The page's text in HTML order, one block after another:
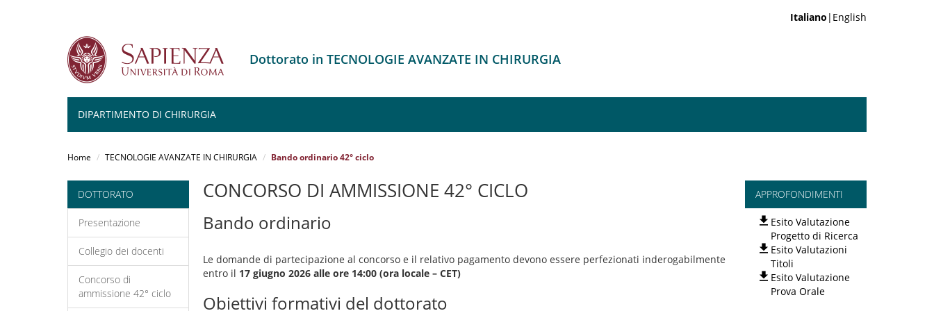
Italiano |English
Dottorato in TECNOLOGIE AVANZATE IN CHIRURGIA
DIPARTIMENTO DI CHIRURGIA
Home TECNOLOGIE AVANZATE IN CHIRURGIA Bando ordinario 42° ciclo
DOTTORATO
Presentazione
Collegio dei docenti
Concorso di
ammissione 42° ciclo
CONCORSO DI AMMISSIONE 42° CICLO
Bando ordinario
Le domande di partecipazione al concorso e il relativo pagamento devono essere perfezionati inderogabilmente
entro il 17 giugno 2026 alle ore 14:00 (ora locale – CET)
Obiettivi formativi del dottorato
APPROFONDIMENTI
Esito Valutazione
Progetto di Ricerca
Esito Valutazioni
Titoli
Esito Valutazione
Prova Orale